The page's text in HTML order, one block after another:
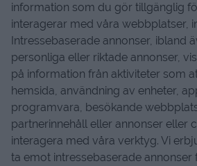
information som du gör tillgänglig
interagerar med våra webbplatser,
Intressebaserade annonser, ibland
personliga eller riktade annonser,
på information från aktiviteter som
hemsida, användning av enheter,
programvara, besökande
partnerinnehåll eller annonser eller
interagera med våra verktyg. Vi
ta emot intressebaserade annonser